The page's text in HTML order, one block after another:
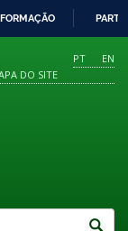
PT
EN
DO SITE